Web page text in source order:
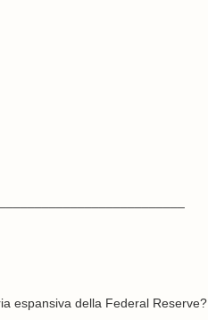
espansiva della Federal Reserve?